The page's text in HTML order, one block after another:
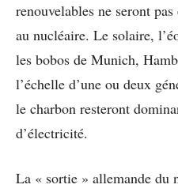
renouvelables ne seront
au nucléaire. Le solaire,
les bobos de Munich,
l’échelle d’une ou deux
le charbon resteront
d’électricité.
La « sortie » allemande du